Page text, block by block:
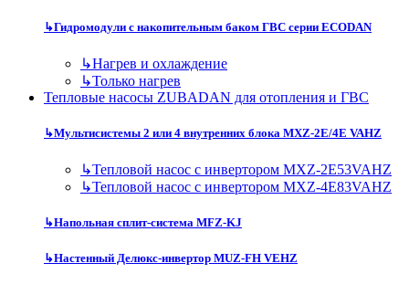
↳Гидромодули с накопительным баком ГВС серии ECODAN
↳Нагрев и охлаждение
↳Только нагрев
Тепловые насосы ZUBADAN для отопления и ГВС
↳Мультисистемы 2 или 4 внутренних блока MXZ-2E/4E VAHZ
↳Тепловой насос с инвертором MXZ-2E53VAHZ
↳Тепловой насос с инвертором MXZ-4E83VAHZ
↳Напольная сплит-система MFZ-KJ
↳Настенный Делюкс-инвертор MUZ-FH VEHZ